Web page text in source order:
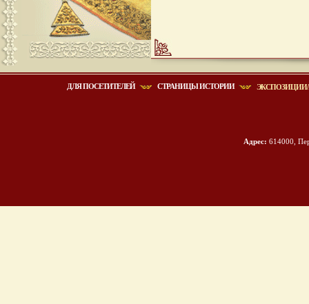
ДЛЯ ПОСЕТИТЕЛЕЙ СТРАНИЦЫ ИСТОРИИ
Адрес: 614000,